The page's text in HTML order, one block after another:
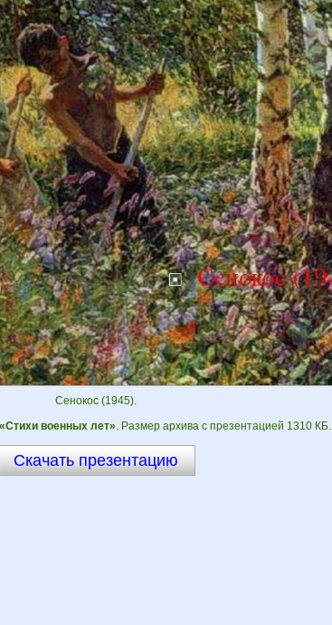
Сенокос (1945).
«Стихи военных лет». Размер архива с презентацией 1310 КБ.
Скачать презентацию